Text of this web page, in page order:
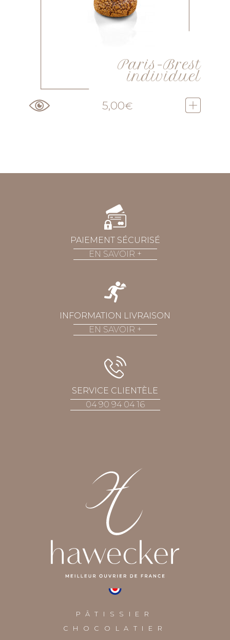
Paris-Brest
individuel
5,00€
PAIEMENT SÉCURISÉ
EN SAVOIR +
INFORMATION LIVRAISON
EN SAVOIR +
SERVICE CLIENTÈLE
04 90 94 04 16
PÂTISSIER
CHOCOLATIER